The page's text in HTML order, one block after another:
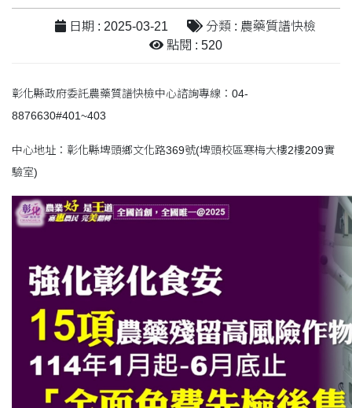
日期 : 2025-03-21
分類 : 農藥質譜快檢
點閱 : 520
彰化縣政府委託農藥質譜快檢中心諮詢專線：04-
8876630#401~403
中心地址：彰化縣埤頭鄉文化路369號(埤頭校區寒梅大樓2樓209實
驗室)